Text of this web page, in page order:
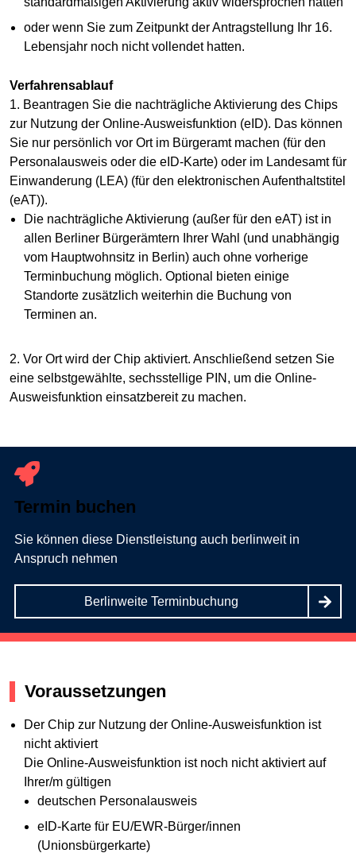
oder wenn Sie zum Zeitpunkt der Antragstellung Ihr 16.
Lebensjahr noch nicht vollendet hatten.
Verfahrensablauf
1. Beantragen Sie die nachträgliche Aktivierung des Chips
zur Nutzung der Online-Ausweisfunktion (eID). Das können
Sie nur persönlich vor Ort im Bürgeramt machen (für den
Personalausweis oder die eID-Karte) oder im Landesamt für
Einwanderung (LEA) (für den elektronischen Aufenthaltstitel
(eAT)).
Die nachträgliche Aktivierung (außer für den eAT) ist in
allen Berliner Bürgerämtern Ihrer Wahl (und unabhängig
vom Hauptwohnsitz in Berlin) auch ohne vorherige
Terminbuchung möglich. Optional bieten einige
Standorte zusätzlich weiterhin die Buchung von
Terminen an.
2. Vor Ort wird der Chip aktiviert. Anschließend setzen Sie
eine selbstgewählte, sechsstellige PIN, um die Online-
Ausweisfunktion einsatzbereit zu machen.
Termin buchen
Sie können diese Dienstleistung auch berlinweit in
Anspruch nehmen
Berlinweite Terminbuchung
Voraussetzungen
Der Chip zur Nutzung der Online-Ausweisfunktion ist
nicht aktiviert
Die Online-Ausweisfunktion ist noch nicht aktiviert auf
Ihrer/m gültigen
deutschen Personalausweis
eID-Karte für EU/EWR-Bürger/innen
(Unionsbürgerkarte)